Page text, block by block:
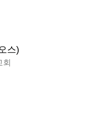
스)